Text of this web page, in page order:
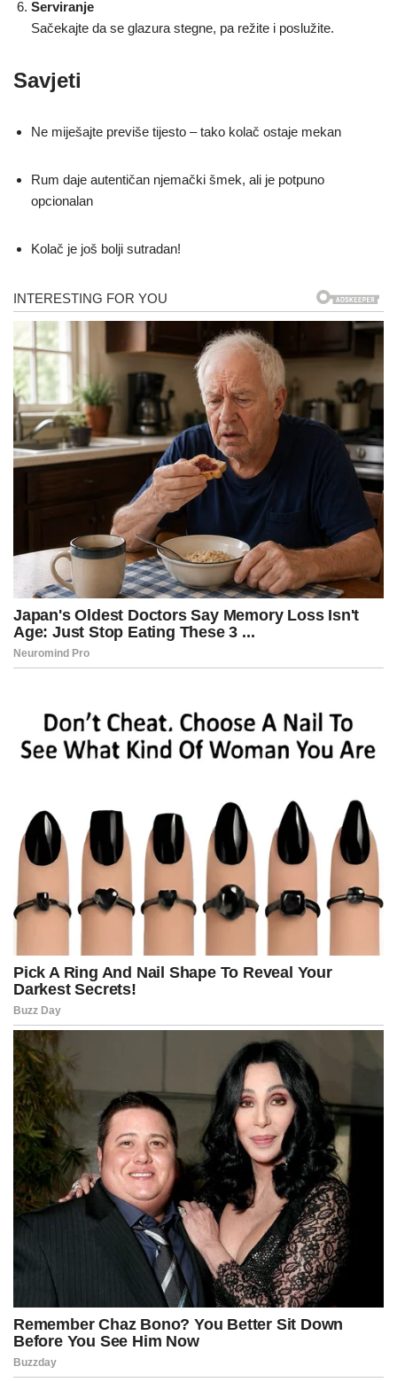
Serviranje
Sačekajte da se glazura stegne, pa režite i poslužite.
Savjeti
Ne miješajte previše tijesto – tako kolač ostaje mekan
Rum daje autentičan njemački šmek, ali je potpuno
opcionalan
Kolač je još bolji sutradan!